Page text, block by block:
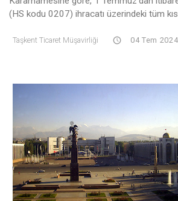
(HS kodu 0207) ihracatı üzerindeki tüm
Taşkent Ticaret Müşavirliği 04 Tem